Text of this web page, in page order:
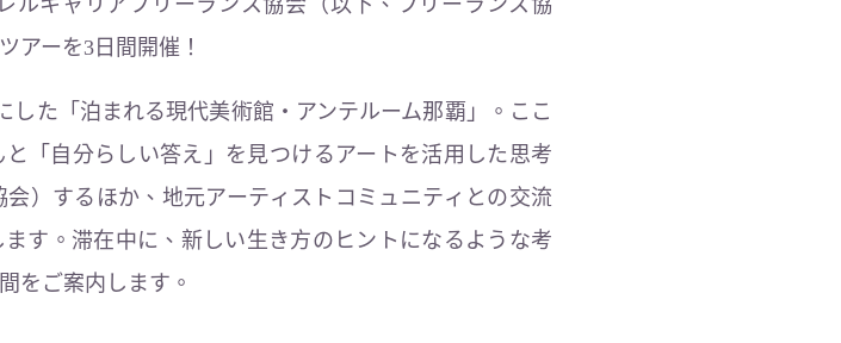
ルキャリアフリーランス協会（以下、フリーランス協
アーを3日間開催！
した「泊まれる現代美術館・アンテルーム那覇」。ここ
「自分らしい答え」を見つけるアートを活用した思考
）するほか、地元アーティストコミュニティとの交流
す。滞在中に、新しい生き方のヒントになるような考
をご案内します。